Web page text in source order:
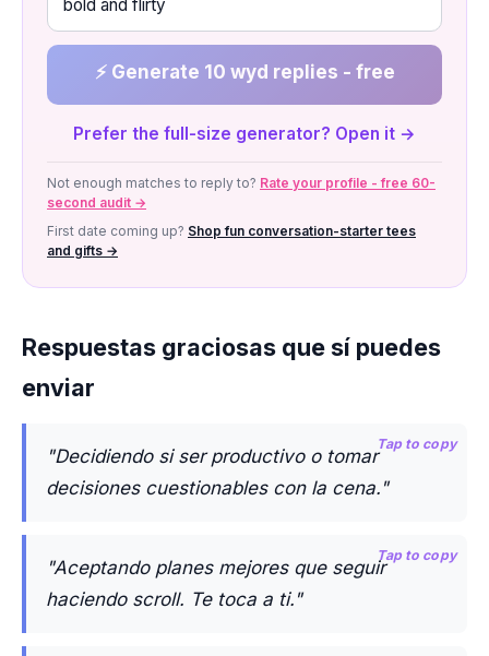
⚡ Generate 10 wyd replies - free
Prefer the full-size generator? Open it →
Not enough matches to reply to? Rate your profile - free 60-
second audit →
First date coming up? Shop fun conversation-starter tees
and gifts →
Respuestas graciosas que sí puedes
enviar
"Decidiendo si ser productivo o tomar
decisiones cuestionables con la cena."
Tap to copy
"Aceptando planes mejores que seguir
haciendo scroll. Te toca a ti."
Tap to copy